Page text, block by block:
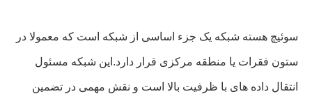
سوئیچ هسته شبکه یک جزء اساسی از شبکه است که معمولا در
ستون فقرات یا منطقه مرکزی قرار دارد.این شبکه مسئول
انتقال داده های با ظرفیت بالا است و نقش مهمی در تضمین